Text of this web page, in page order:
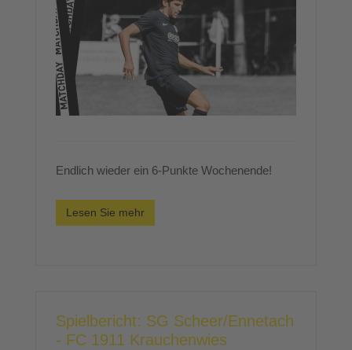
Endlich wieder ein 6-Punkte Wochenende!
Lesen Sie mehr
Spielbericht: SG Scheer/Ennetach
- FC 1911 Krauchenwies